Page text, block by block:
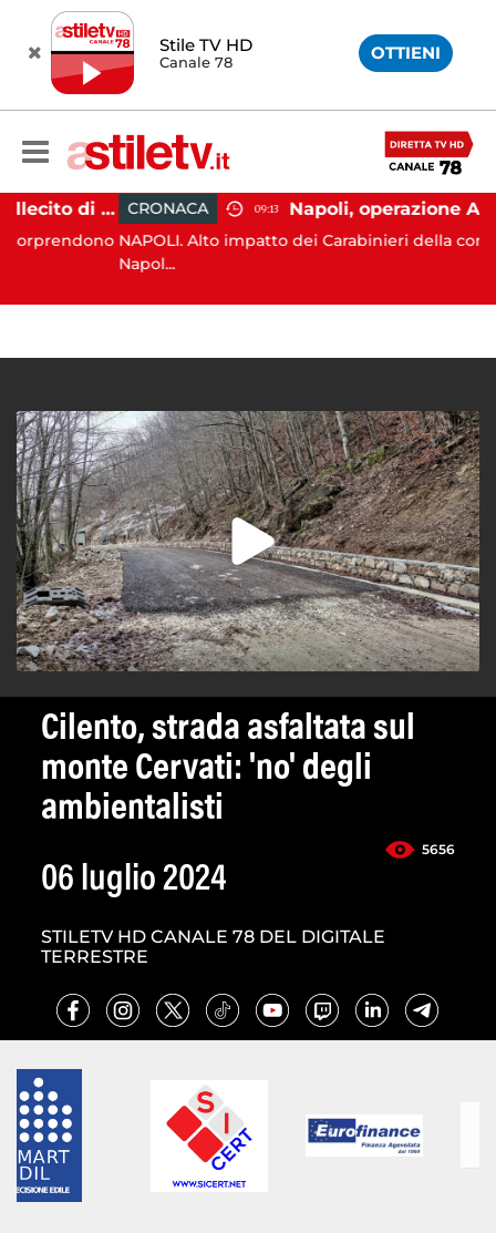
Stile TV HD
Canale 78 OTTIENI
Aversa, abbandono illecito di rifiuti: uomo sorpreso dai carabinieri CRONACA 09:13
NAPOLI. Alto impatto dei Carabinieri della
Napol...
Cilento, strada asfaltata sul
monte Cervati: 'no' degli
ambientalisti
5656
06 luglio 2024
STILETV HD CANALE 78 DEL DIGITALE
TERRESTRE